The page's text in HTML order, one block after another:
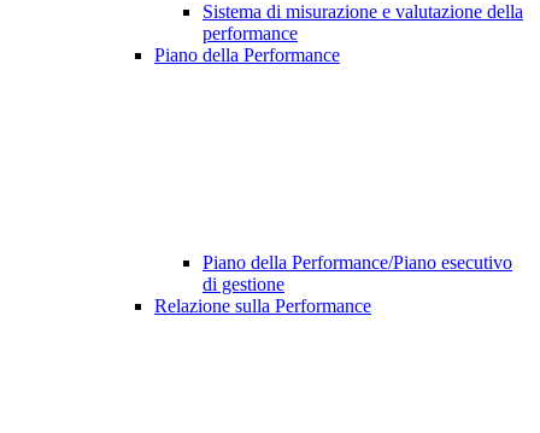
Sistema di misurazione e valutazione della
performance
Piano della Performance
Piano della Performance/Piano esecutivo
di gestione
Relazione sulla Performance